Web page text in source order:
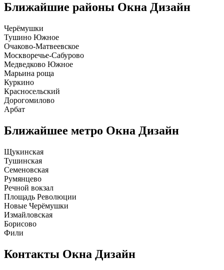
Ближайшие районы Окна Дизайн
Черёмушки
Тушино Южное
Очаково-Матвеевское
Москворечье-Сабурово
Медведково Южное
Марьина роща
Куркино
Красносельский
Дорогомилово
Арбат
Ближайшее метро Окна Дизайн
Щукинская
Тушинская
Семеновская
Румянцево
Речной вокзал
Площадь Революции
Новые Черёмушки
Измайловская
Борисово
Фили
Контакты Окна Дизайн